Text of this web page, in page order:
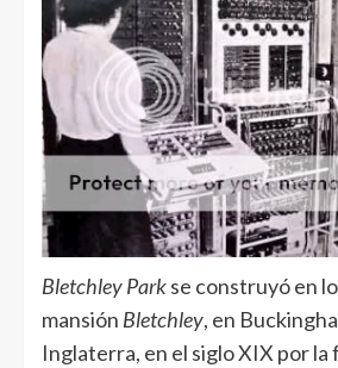
Bletchley Parkse construyó en
mansión Bletchley, en
Inglaterra, en el siglo XIX por la